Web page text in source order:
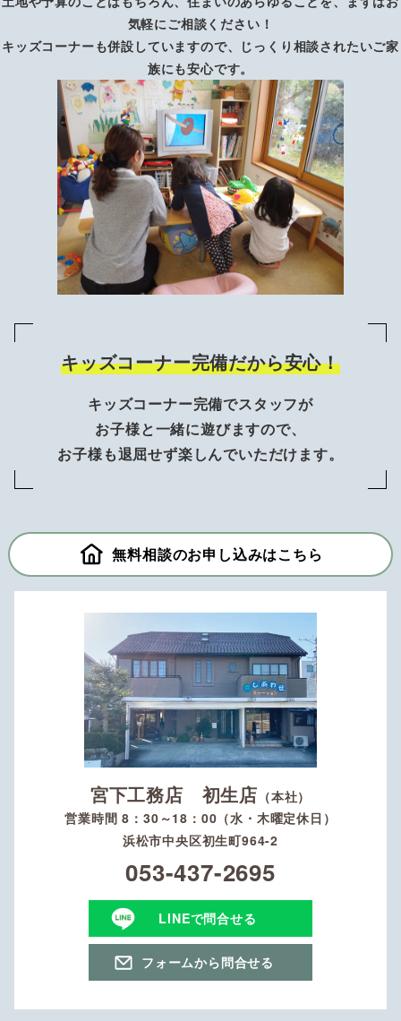
気軽にご相談ください！
キッズコーナーも併設していますので、じっくり相談されたいご家
族にも安心です。
キッズコーナー完備だから安心！
キッズコーナー完備でスタッフが
お子様と一緒に遊びますので、
お子様も退屈せず楽しんでいただけます。
無料相談のお申し込みはこちら
宮下工務店 初生店 （本社）
営業時間 8：30～18：00（水・木曜定休日）
浜松市中央区初生町964-2
053-437-2695
LINEで問合せる
フォームから問合せる